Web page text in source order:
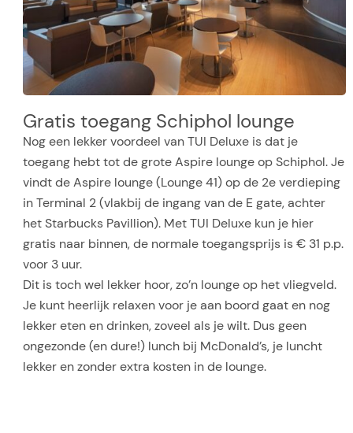
Gratis toegang Schiphol lounge
Nog een lekker voordeel van TUI Deluxe is dat je
toegang hebt tot de grote Aspire lounge op Schiphol. Je
vindt de Aspire lounge (Lounge 41) op de 2e verdieping
in Terminal 2 (vlakbij de ingang van de E gate, achter
het Starbucks Pavillion). Met TUI Deluxe kun je hier
gratis naar binnen, de normale toegangsprijs is € 31 p.p.
voor 3 uur.
Dit is toch wel lekker hoor, zo’n lounge op het vliegveld.
Je kunt heerlijk relaxen voor je aan boord gaat en nog
lekker eten en drinken, zoveel als je wilt. Dus geen
ongezonde (en dure!) lunch bij McDonald’s, je luncht
lekker en zonder extra kosten in de lounge.